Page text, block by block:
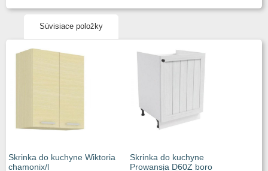
Súvisiace položky
Skrinka do kuchyne Wiktoria
chamonix/l
Skrinka do kuchyne
Prowansja D60Z boro